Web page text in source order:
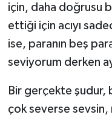
için, daha doğrusu
ettiği için acıyı
ise, paranın beş
seviyorum derken
Bir gerçekte şudur,
çok severse sevsin,